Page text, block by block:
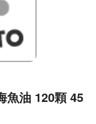
魚油 120顆 45